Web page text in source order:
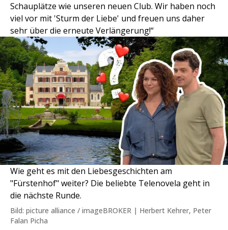
Schauplätze wie unseren neuen Club. Wir haben noch
viel vor mit 'Sturm der Liebe' und freuen uns daher
sehr über die erneute Verlängerung!“
Wie geht es mit den Liebesgeschichten am
"Fürstenhof" weiter? Die beliebte Telenovela geht in
die nächste Runde.
Bild: picture alliance / imageBROKER | Herbert Kehrer, Peter
Falan Picha